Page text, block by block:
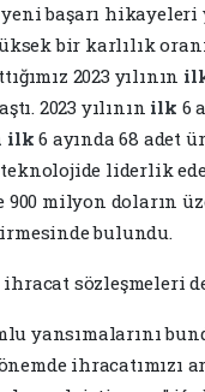
yeni başarı
bir karlılık
2023 yılının
2023 yılının ilk 6
ilk6 ayında 68 adet
liderlik
900 milyon
bulundu.
sözleşmeleri
yansımalarını
ihracatımızı